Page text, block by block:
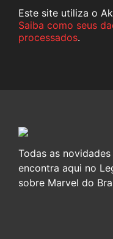
Este site utiliza o
Saiba como seus
processados.
Todas as
encontra aqui no
sobre Marvel do